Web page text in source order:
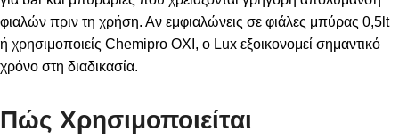
φιαλών πριν τη χρήση. Αν εμφιαλώνεις σε φιάλες μπύρας 0,5lt
ή χρησιμοποιείς Chemipro OXI , ο Lux εξοικονομεί σημαντικό
χρόνο στη διαδικασία.
Πώς Χρησιμοποιείται